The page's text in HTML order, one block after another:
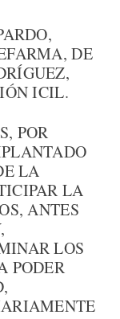
DE
ICIL.
POR
LA
LA
ANTES
LOS
PODER